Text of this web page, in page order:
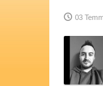
03